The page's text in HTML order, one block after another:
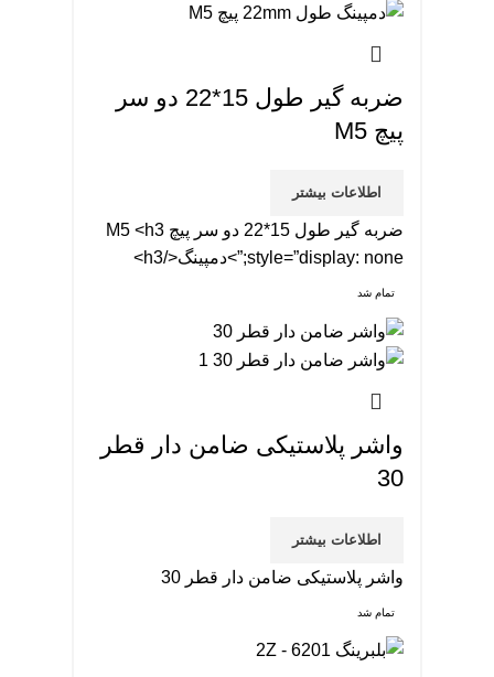
ضربه گیر طول 15*22 دو سر
پیچ M5
اطلاعات بیشتر
ضربه گیر طول 15*22 دو سر پیچ M5 <h3
style=”display: none;”>دمپینگ</h3>
تمام شد
واشر پلاستیکی ضامن دار قطر
30
اطلاعات بیشتر
واشر پلاستیکی ضامن دار قطر 30
تمام شد